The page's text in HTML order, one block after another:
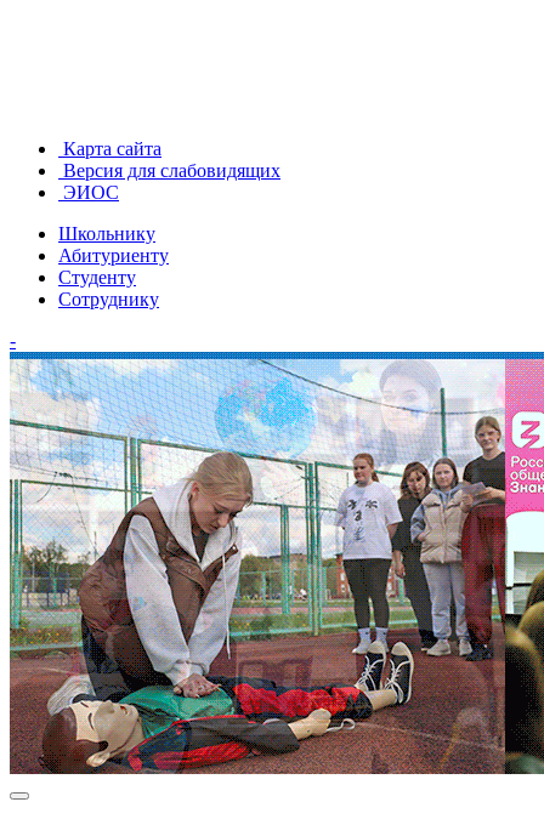
Карта сайта
Версия для слабовидящих
ЭИОС
Школьнику
Абитуриенту
Студенту
Сотруднику
-